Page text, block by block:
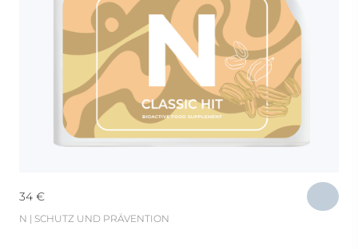
34 €
N | SCHUTZ UND PRÄVENTION